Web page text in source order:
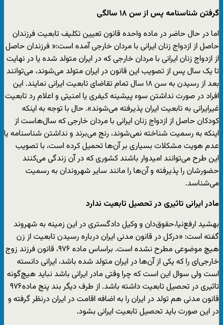
گرفتن شناسنامه پس از سن ۱۸ سالگی
اما در حال حاضر در ماده واحده قانون تعیین تکلیف تابعیت فرزندان
حاصل از ازدواج زنان ایرانی با مردان خارجی آمده است:« فرزندان حاصل
از ازدواج زنان ایرانی با مردان خارجی که در ایران متولد شده یا در نهایت
تا یک سال پس از تصویب این قانون در ایران متولد می‌شوند، می‌توانند
بعد از رسیدن به سن ۱۸ سال تمام تقاضای تابعیت ایرانی نمایند. این
افراد در صورت نداشتن سوء پیشینه کیفری یا امنیتی و اعلام رد تابعیت
غیرایرانی به تابعیت ایران پذیرفته می‌شوند». حال با توجه به اینکه
کودکان حاصل از ازدواج زنان ایرانی با مردان خارجی که سال‌هاست از
اینکه به رسمیت شناخته نمی‌شوند، رنج می‌برند و نداشتن شناسنامه یا
عدم هویت مشکلات بسیاری بر آن‌ها تحمیل کرده است، با تصویب
این طرح می‌توانند امیدوار باشند کشوری که در آن زندگی می‌کنند
حضورشان را پذیرفته و آن‌ها را مانند سایر شهروندان به رسمیت
می‌شناسد.
مادر ایرانی تاثیری در تحصیل تابعیت ندارد
بهشید ارفع‌نیا،حقوق‌دان و وکیل دادگستری در این زمینه به شهروند
گفته است: «درکل در قانون مدنی ایران درباره رسیدن تابعیت از زن
هیچ موضوعی مطرح نشده است. براساس ماده ٩٧۶، قانون فرزند زوج
خارجی‌ای را که یکی از آن‌ها در ایران متولد شده باشد، ایرانی دانسته
است ولی سوال این است که چرا وقتی مادر ایرانی باشد نباید هیچ‌گونه
تاثیری در تحصیل تابعیت داشته باشد. از طرف دیگر بند پنج ماده٩٧۶
قانون مدنی هم تولد در ایران را به اضافه اقامت در ایران درنظر گرفته و
در این صورت باید تحصیل تابعیت ایرانی بشود.